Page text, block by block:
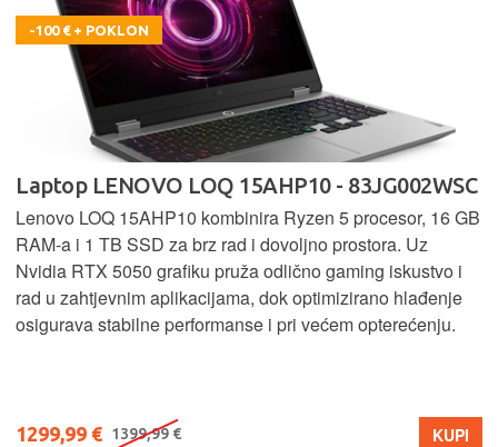
-100 € + POKLON
Laptop LENOVO LOQ 15AHP10 - 83JG002WSC
Lenovo LOQ 15AHP10 kombinira Ryzen 5 procesor, 16 GB
RAM-a i 1 TB SSD za brz rad i dovoljno prostora. Uz
Nvidia RTX 5050 grafiku pruža odlično gaming iskustvo i
rad u zahtjevnim aplikacijama, dok optimizirano hlađenje
osigurava stabilne performanse i pri većem opterećenju.
1299,99 € 1399,99 € KUPI